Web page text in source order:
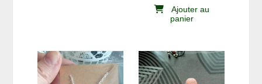
Ajouter au
panier